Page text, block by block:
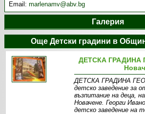
Email:marlenamv@abv.bg
Галерия
Още Детски градини в
ДЕТСКА ГРАДИНА
ДЕТСКА ГРАДИНА
детско заведение за
възпитание на деца,
Новачене. Георги
детско заведение на